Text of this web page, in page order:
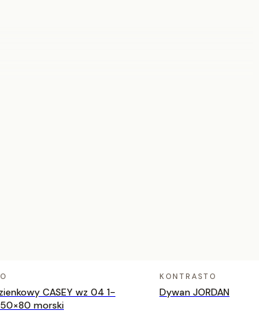
CASEY wz 04 1-
morski
KONTRASTO
Dywan JORDAN